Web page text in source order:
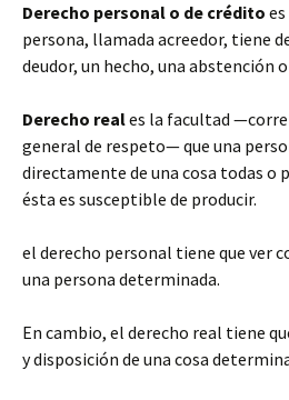
Derecho personal o de crédito
persona, llamada acreedor, tiene
deudor, un hecho, una abstención
Derecho reales la facultad
general de respeto— que una
directamente de una cosa todas o
ésta es susceptible de producir.
el derecho personal tiene que ver
una persona determinada.
En cambio, el derecho real tiene
y disposición de una cosa